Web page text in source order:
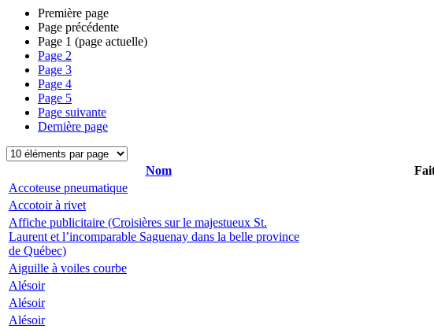
Première page
Page précédente
Page 1 (page actuelle)
Page 2
Page 3
Page 4
Page 5
Page suivante
Dernière page
Nom
Accoteuse pneumatique
Accotoir à rivet
Affiche publicitaire (Croisières sur le majestueux St.
Laurent et l’incomparable Saguenay dans la belle province
de Québec)
Aiguille à voiles courbe
Alésoir
Alésoir
Alésoir